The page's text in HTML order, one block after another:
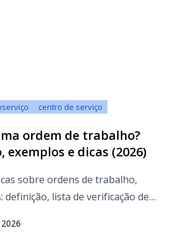
centro de serviço
ordem de trabalho?
exemplos e dicas (2026)
sobre ordens de trabalho,
definição, lista de verificação de